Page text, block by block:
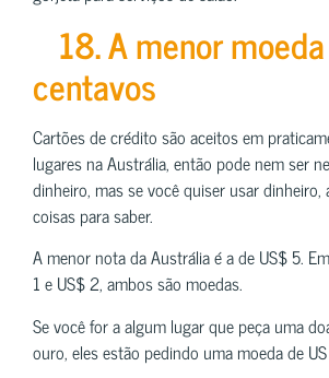
18. A menor
centavos
Cartões de crédito são aceitos em
lugares na Austrália, então pode nem ser
dinheiro, mas se você quiser usar
coisas para saber.
A menor nota da Austrália é a de US$ 5.
1 e US$ 2, ambos são moedas.
Se você for a algum lugar que peça uma
ouro, eles estão pedindo uma moeda de